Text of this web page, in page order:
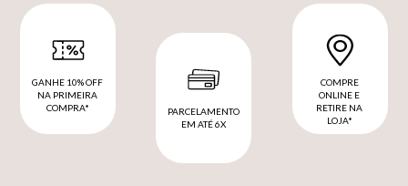
GANHE 10% OFF
NA PRIMEIRA
COMPRA*
PARCELAMENTO
EM ATÉ 6X
COMPRE
ONLINE E
RETIRE NA
LOJA*